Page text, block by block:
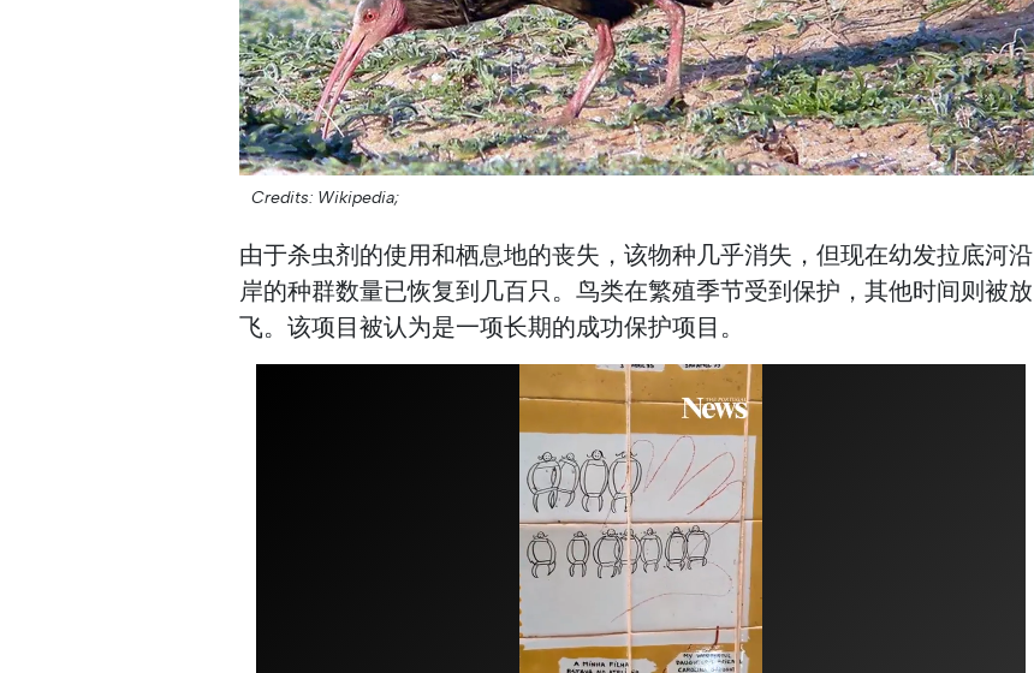
Credits: Wikipedia;
由于杀虫剂的使用和栖息地的丧失，该物种几乎消失，但现在幼发拉底河沿
岸的种群数量已恢复到几百只。鸟类在繁殖季节受到保护，其他时间则被放
飞。该项目被认为是一项长期的成功保护项目。